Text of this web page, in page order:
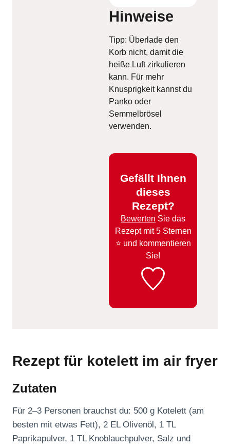
Hinweise
Tipp: Überlade den
Korb nicht, damit die
heiße Luft zirkulieren
kann. Für mehr
Knusprigkeit kannst du
Panko oder
Semmelbrösel
verwenden.
Gefällt Ihnen
dieses
Rezept?
Bewerten Sie das
Rezept mit 5 Sternen
⭐️ und kommentieren
Sie!
Rezept für kotelett im air fryer
Zutaten
Für 2–3 Personen brauchst du: 500 g Kotelett (am
besten mit etwas Fett), 2 EL Olivenöl, 1 TL
Paprikapulver, 1 TL Knoblauchpulver, Salz und